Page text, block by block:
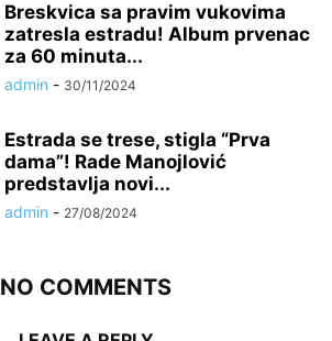
Breskvica sa pravim vukovima
zatresla estradu! Album prvenac
za 60 minuta...
admin - 30/11/2024
Estrada se trese, stigla “Prva
dama”! Rade Manojlović
predstavlja novi...
admin - 27/08/2024
NO COMMENTS